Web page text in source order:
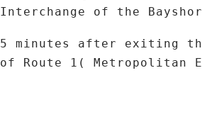
Interchange of the
5 minutes after exiting
of Route 1( Metropolitan